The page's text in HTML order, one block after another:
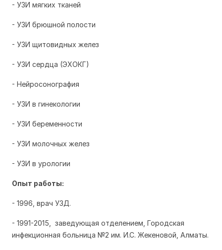
- УЗИ мягких тканей
- УЗИ брюшной полости
- УЗИ щитовидных желез
- УЗИ сердца (ЭХОКГ)
- Нейросонография
- УЗИ в гинекологии
- УЗИ беременности
- УЗИ молочных желез
- УЗИ в урологии
Опыт работы:
- 1996, врач УЗД.
- 1991-2015, заведующая отделением, Городская
инфекционная больница №2 им. И.С. Жекеновой, Алматы.